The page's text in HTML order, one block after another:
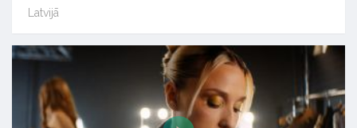
Latvijā